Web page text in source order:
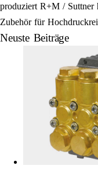
produziert R+M / Suttner
Zubehör für
Neuste Beiträge